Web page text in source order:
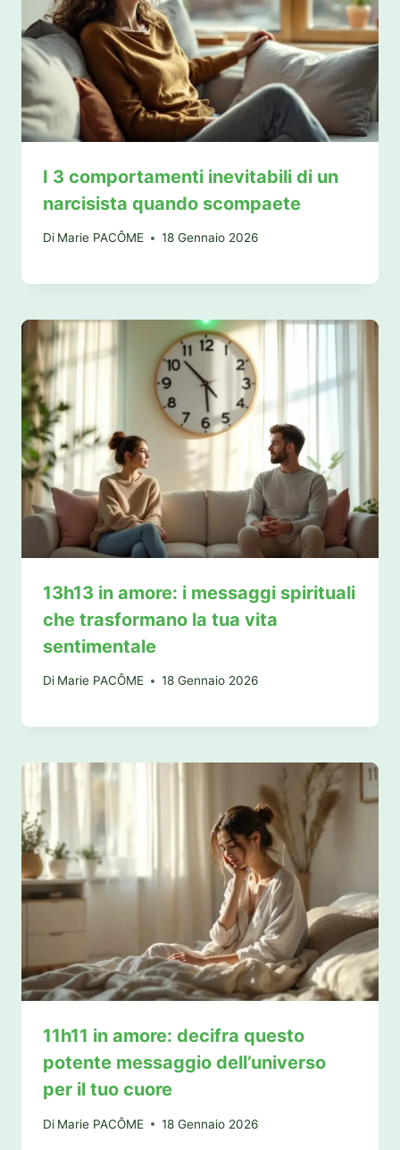
I 3 comportamenti inevitabili di un
narcisista quando scompaete
Di Marie PACÔME 18 Gennaio 2026
13h13 in amore: i messaggi spirituali
che trasformano la tua vita
sentimentale
Di Marie PACÔME 18 Gennaio 2026
11h11 in amore: decifra questo
potente messaggio dell’universo
per il tuo cuore
Di Marie PACÔME 18 Gennaio 2026